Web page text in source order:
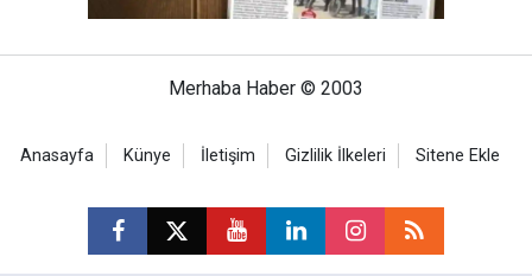
Merhaba Haber © 2003
Anasayfa Künye İletişim Gizlilik İlkeleri Sitene Ekle